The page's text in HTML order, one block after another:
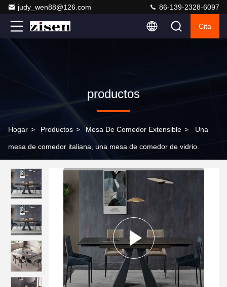
judy_wen88@126.com 86-139-2328-6097
Cita
productos
Hogar > Productos > Mesa De Comedor Extensible > Una
mesa de comedor italiana, una mesa de comedor de vidrio.